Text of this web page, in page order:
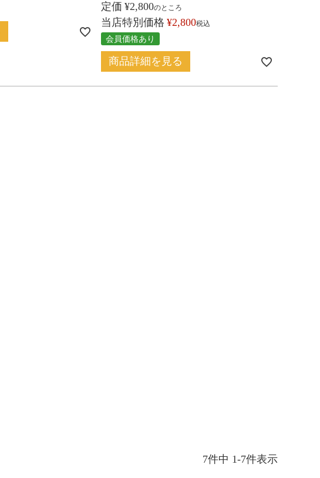
定価 ¥2,800のところ
当店特別価格 ¥2,800税込
会員価格あり
商品詳細を見る
7件中 1-7件表示